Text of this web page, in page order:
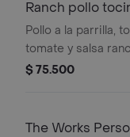
Ranch pollo
Familiar
Pollo a la parrilla,
tomate y salsa
porciones. Incluye
$ 75.500
The Works